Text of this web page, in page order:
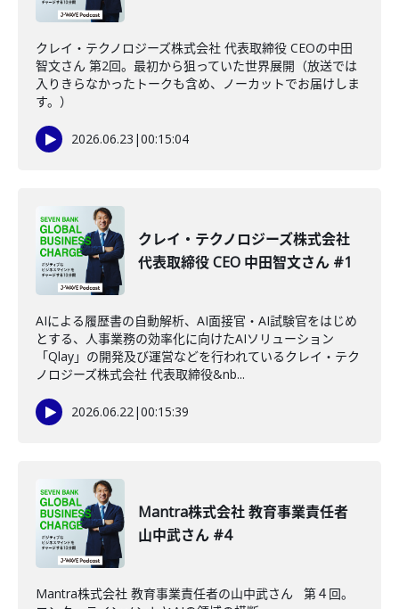
クレイ・テクノロジーズ株式会社 代表取締役 CEOの中田
智文さん 第2回。最初から狙っていた世界展開（放送では
入りきらなかったトークも含め、ノーカットでお届けしま
す。）
2026.06.23 |00:15:04
クレイ・テクノロジーズ株式会社
代表取締役 CEO 中田智文さん #1
AIによる履歴書の自動解析、AI面接官・AI試験官をはじめ
とする、人事業務の効率化に向けたAIソリューション
「Qlay」の開発及び運営などを行われているクレイ・テク
ノロジーズ株式会社 代表取締役&nb...
2026.06.22|00:15:39
Mantra株式会社 教育事業責任者
山中武さん #4
Mantra株式会社 教育事業責任者の山中武さん 第４回。